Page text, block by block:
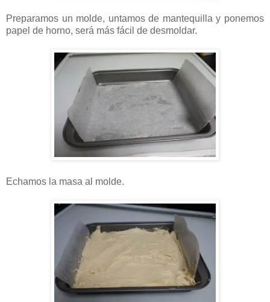
Preparamos un molde, untamos de mantequilla y ponemos
papel de horno, será más fácil de desmoldar.
Echamos la masa al molde.